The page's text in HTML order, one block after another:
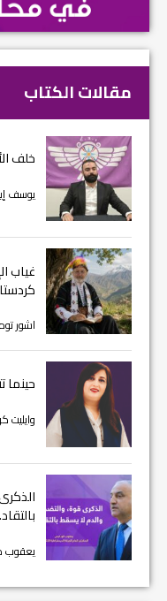
مقالات الكتاب
خلف
يوسف
غياب
اشور
حينما
وايليت
يعقوب